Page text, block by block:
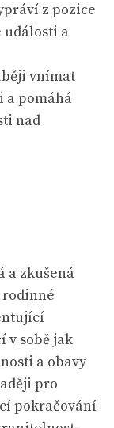
z pozice
události a
vnímat
a pomáhá
nad
a zkušená
rodinné
v sobě jak
a obavy
pro
pokračování